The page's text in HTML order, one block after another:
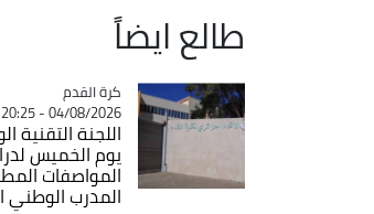
طالع ايضاً
Catégorie
كرة القدم
04/08/2026 - 20:25
اللجنة التقنية
يوم الخميس
المواصفات
المدرب الوطني